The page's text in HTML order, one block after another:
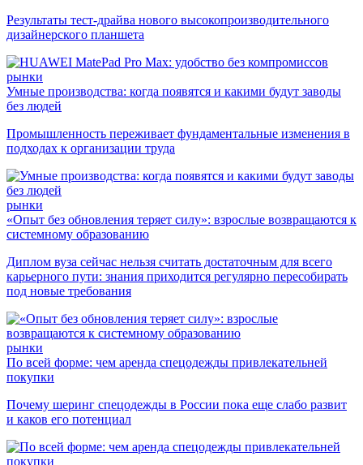
Результаты тест-драйва нового высокопроизводительного
дизайнерского планшета
рынки
Умные производства: когда появятся и какими будут заводы
без людей
Промышленность переживает фундаментальные изменения в
подходах к организации труда
рынки
«Опыт без обновления теряет силу»: взрослые возвращаются к
системному образованию
Диплом вуза сейчас нельзя считать достаточным для всего
карьерного пути: знания приходится регулярно пересобирать
под новые требования
рынки
По всей форме: чем аренда спецодежды привлекательней
покупки
Почему шеринг спецодежды в России пока еще слабо развит
и каков его потенциал